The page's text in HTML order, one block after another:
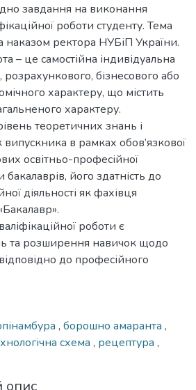
завдання на виконання
роботи студенту. Тема
наказом ректора НУБіП України.
– це самостійна індивідуальна
розрахункового, бізнесового або
характеру, що містить
характеру.
теоретичних знань і
в рамках обов’язкової
освітньо-професійної
його здатність до
діяльності як фахівця
роботи є
та розширення навичок щодо
до професійного
, борошно амаранта ,
схема , рецептура ,
опис